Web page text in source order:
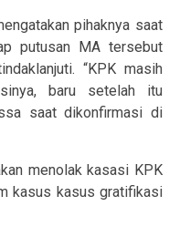
pihaknya saat
putusan MA tersebut
“KPK masih
baru setelah itu
saat dikonfirmasi di
menolak kasasi KPK
kasus kasus gratifikasi